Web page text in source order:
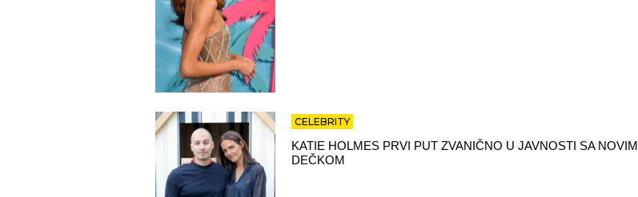
CELEBRITY
KATIE HOLMES PRVI PUT ZVANIČNO U JAVNOSTI SA NOVIM
DEČKOM